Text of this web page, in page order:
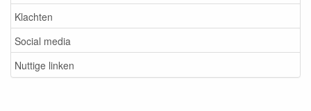
Klachten
Social media
Nuttige linken